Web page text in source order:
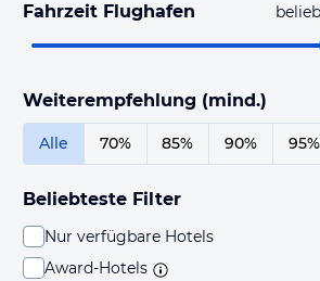
Fahrzeit Flughafen
Weiterempfehlung (mind.)
Alle 70% 85% 90% 95%
Beliebteste Filter
Nur verfügbare Hotels
Award-Hotels